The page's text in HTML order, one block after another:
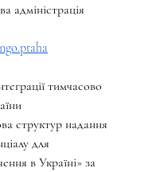
адміністрація
тимчасово
структур надання
для
в Україні» за